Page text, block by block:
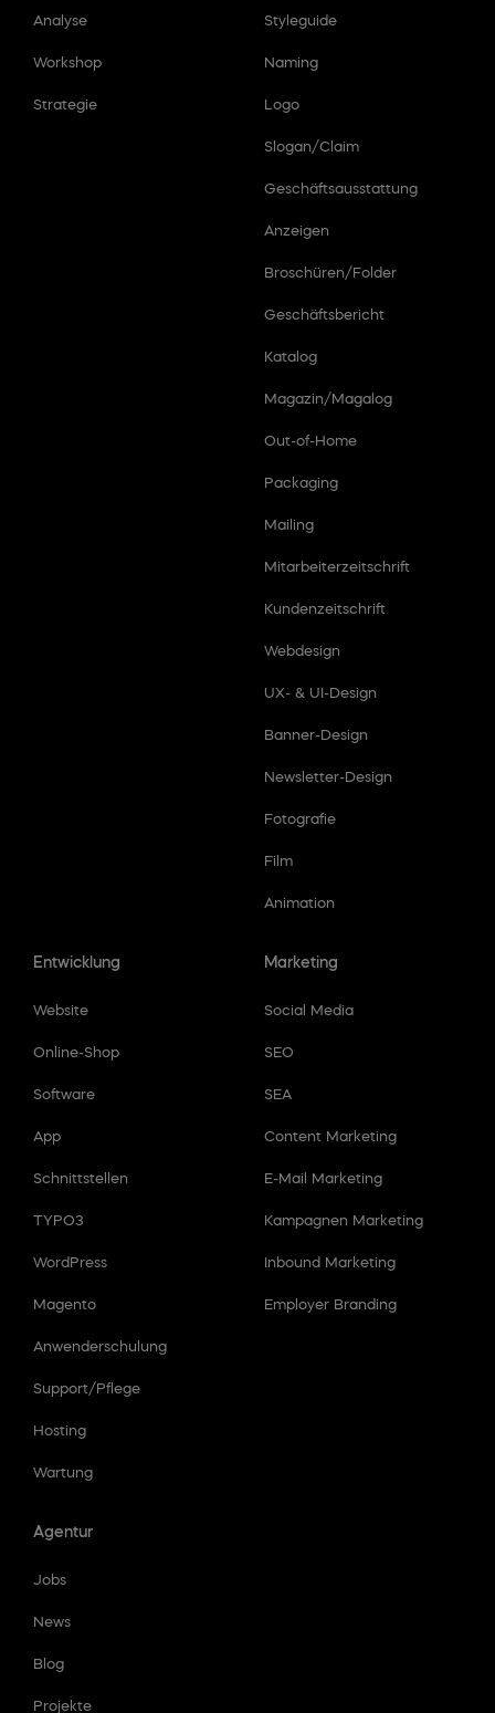
Analyse
Workshop
Strategie
Styleguide
Naming
Logo
Slogan/Claim
Geschäftsausstattung
Anzeigen
Broschüren/Folder
Geschäftsbericht
Katalog
Magazin/Magalog
Out-of-Home
Packaging
Mailing
Mitarbeiterzeitschrift
Kundenzeitschrift
Webdesign
UX- & UI-Design
Banner-Design
Newsletter-Design
Fotografie
Film
Animation
Entwicklung
Website
Online-Shop
Software
App
Schnittstellen
TYPO3
WordPress
Magento
Anwenderschulung
Support/Pflege
Hosting
Wartung
Marketing
Social Media
SEO
SEA
Content Marketing
E-Mail Marketing
Kampagnen Marketing
Inbound Marketing
Employer Branding
Agentur
Jobs
News
Blog
Projekte